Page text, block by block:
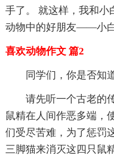
手了。 就这样，我和小
动物中的好朋友——小白
喜欢动物作文 篇2
同学们，你是否知
请先听一个古老的
鼠精在人间作恶多端，
们受尽苦难，为了惩罚
三脚猫来消灭这四只鼠